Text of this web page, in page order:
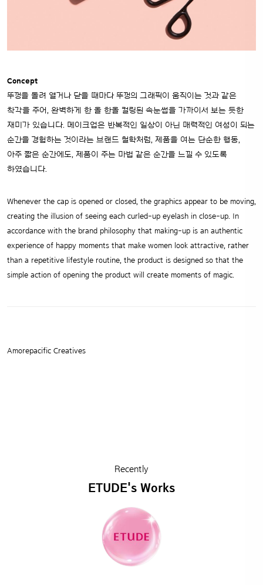
Concept
뚜껑을 돌려 열거나 닫을 때마다 뚜껑의 그래픽이 움직이는 것과 같은
착각을 주어, 완벽하게 한 올 한올 컬링된 속눈썹을 가까이서 보는 듯한
재미가 있습니다. 메이크업은 반복적인 일상이 아닌 매력적인 여성이 되는
순간을 경험하는 것이라는 브랜드 철학처럼, 제품을 여는 단순한 행동,
아주 짧은 순간에도, 제품이 주는 마법 같은 순간을 느낄 수 있도록
하였습니다.
Whenever the cap is opened or closed, the graphics appear to be moving,
creating the illusion of seeing each curled-up eyelash in close-up. In
accordance with the brand philosophy that making-up is an authentic
experience of happy moments that make women look attractive, rather
than a repetitive lifestyle routine, the product is designed so that the
simple action of opening the product will create moments of magic.
Amorepacific Creatives
Recently
ETUDE's Works